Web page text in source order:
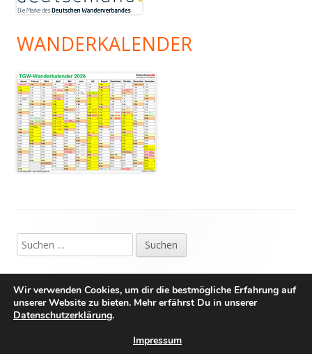
WANDERKALENDER
Inhalt
Suchen
nach:
IMPRESSUM
DATENSCHUTZ
Tiny Framework •
Wir verwenden Cookies, um dir die bestmögliche Erfahrung auf
unserer Website zu bieten. Mehr erfährst Du in unserer
Datenschutzerklärung.
Impressum